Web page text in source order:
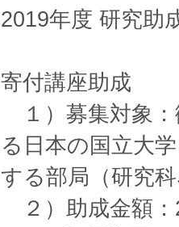
2019年度 研究助
寄付講座助成
１）募集対象：
る日本の国立大
する部局（研究
２）助成金額：